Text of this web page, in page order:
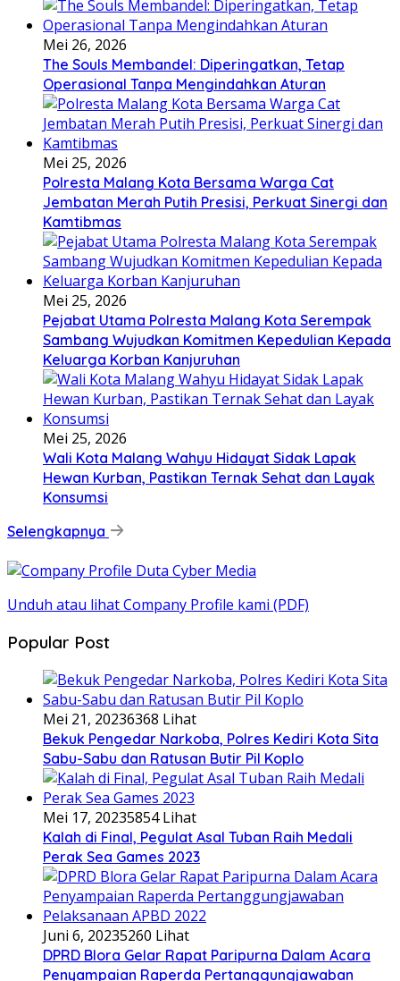
Mei 26, 2026
The Souls Membandel: Diperingatkan, Tetap
Operasional Tanpa Mengindahkan Aturan
Mei 25, 2026
Polresta Malang Kota Bersama Warga Cat
Jembatan Merah Putih Presisi, Perkuat Sinergi dan
Kamtibmas
Mei 25, 2026
Pejabat Utama Polresta Malang Kota Serempak
Sambang Wujudkan Komitmen Kepedulian Kepada
Keluarga Korban Kanjuruhan
Mei 25, 2026
Wali Kota Malang Wahyu Hidayat Sidak Lapak
Hewan Kurban, Pastikan Ternak Sehat dan Layak
Konsumsi
Selengkapnya
Unduh atau lihat Company Profile kami (PDF)
Popular Post
Mei 21, 20236368 Lihat
Bekuk Pengedar Narkoba, Polres Kediri Kota Sita
Sabu-Sabu dan Ratusan Butir Pil Koplo
Mei 17, 20235854 Lihat
Kalah di Final, Pegulat Asal Tuban Raih Medali
Perak Sea Games 2023
Juni 6, 20235260 Lihat
DPRD Blora Gelar Rapat Paripurna Dalam Acara
Penyampaian Raperda Pertanggungjawaban